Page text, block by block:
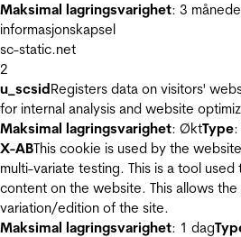
Maksimal lagringsvarighet: 3
informasjonskapsel
sc-static.net
2
u_scsidRegisters data on visitors'
for internal analysis and website
Maksimal lagringsvarighet: ØktType:
X-ABThis cookie is used by the
multi-variate testing. This is a tool
content on the website. This allows
variation/edition of the site.
Maksimal lagringsvarighet: 1 dag